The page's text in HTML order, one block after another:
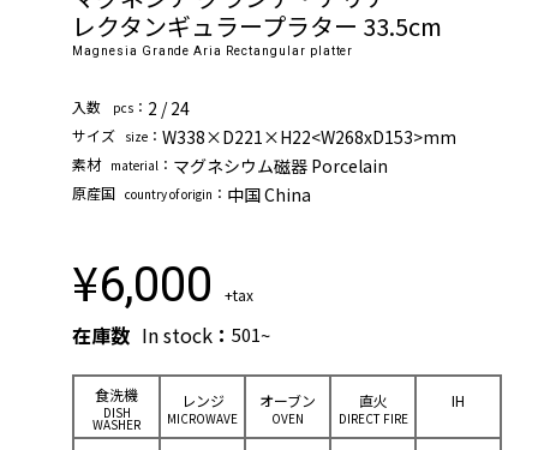
レクタンギュラープラター 33.5cm
Magnesia Grande Aria Rectangular platter
⼊数 pcs ： 2 / 24
サイズ size ： W338×D221×H22<W268xD153>mm
素材 material ： マグネシウム磁器 Porcelain
原産国 country of origin ： 中国 China
¥6,000 +tax
在庫数 In stock ： 501~
⾷洗機
DISH
WASHER
レンジ
MICROWAVE
オーブン
OVEN
直⽕
DIRECT FIRE
IH